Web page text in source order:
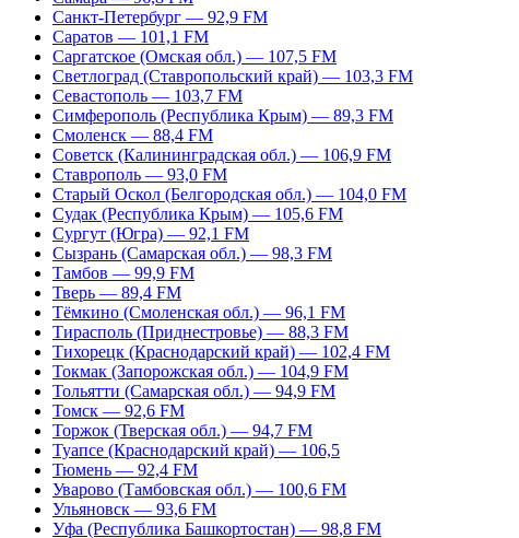
Санкт-Петербург — 92,9 FM
Саратов — 101,1 FM
Саргатское (Омская обл.) — 107,5 FM
Светлоград (Ставропольский край) — 103,3 FM
Севастополь — 103,7 FM
Симферополь (Республика Крым) — 89,3 FM
Смоленск — 88,4 FM
Советск (Калининградская обл.) — 106,9 FM
Ставрополь — 93,0 FM
Старый Оскол (Белгородская обл.) — 104,0 FM
Судак (Республика Крым) — 105,6 FM
Сургут (Югра) — 92,1 FM
Сызрань (Самарская обл.) — 98,3 FM
Тамбов — 99,9 FM
Тверь — 89,4 FM
Тёмкино (Смоленская обл.) — 96,1 FM
Тирасполь (Приднестровье) — 88,3 FM
Тихорецк (Краснодарский край) — 102,4 FM
Токмак (Запорожская обл.) — 104,9 FM
Тольятти (Самарская обл.) — 94,9 FM
Томск — 92,6 FM
Торжок (Тверская обл.) — 94,7 FM
Туапсе (Краснодарский край) — 106,5
Тюмень — 92,4 FM
Уварово (Тамбовская обл.) — 100,6 FM
Ульяновск — 93,6 FM
Уфа (Республика Башкортостан) — 98,8 FM